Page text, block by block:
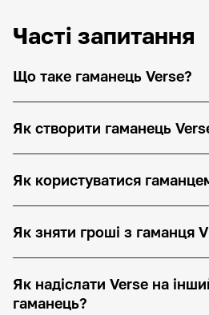
Часті запитання
Що таке гаманець Verse?
Як створити гаманець
Як користуватися
Як зняти гроші з гаманця
Як надіслати Verse на
гаманець?